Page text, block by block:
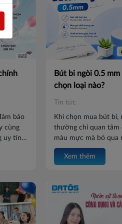
bảo
cùng
uy tín
sản
Bút bi ngòi 0.5
chọn loại nào?
Tin tức
Khi chọn mua bút bi,
thường chỉ quan tâm
màu mực mà bỏ qua
hưởng trực tiếp đến
kích thước ngòi bút.
thế nào? Hãy cùng
chọn cây bút phù
bạn ngay dưới bài viết
Xem thêm